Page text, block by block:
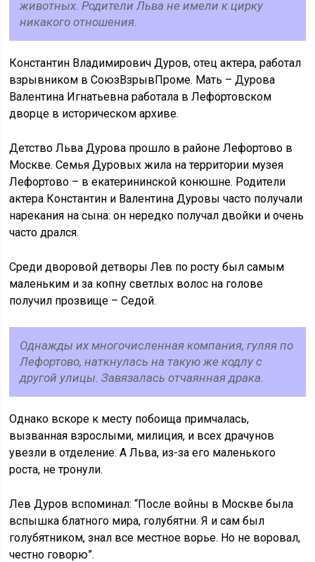
животных. Родители Льва не имели к цирку
никакого отношения.
Константин Владимирович Дуров, отец актера, работал
взрывником в СоюзВзрывПроме. Мать – Дурова
Валентина Игнатьевна работала в Лефортовском
дворце в историческом архиве.
Детство Льва Дурова прошло в районе Лефортово в
Москве. Семья Дуровых жила на территории музея
Лефортово – в екатерининской конюшне. Родители
актера Константин и Валентина Дуровы часто получали
нарекания на сына: он нередко получал двойки и очень
часто дрался.
Среди дворовой детворы Лев по росту был самым
маленьким и за копну светлых волос на голове
получил прозвище – Седой.
Однажды их многочисленная компания, гуляя по
Лефортово, наткнулась на такую же кодлу с
другой улицы. Завязалась отчаянная драка.
Однако вскоре к месту побоища примчалась,
вызванная взрослыми, милиция, и всех драчунов
увезли в отделение. А Льва, из-за его маленького
роста, не тронули.
Лев Дуров вспоминал: “После войны в Москве была
вспышка блатного мира, голубятни. Я и сам был
голубятником, знал все местное ворье. Но не воровал,
честно говорю”.